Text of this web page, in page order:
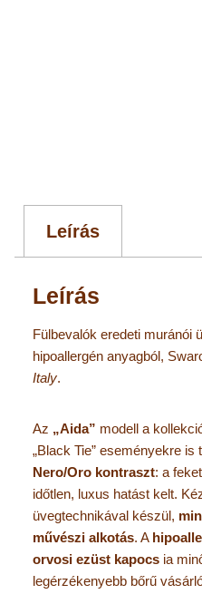
Leírás
Leírás
Fülbevalók eredeti muránói
hipoallergén anyagból,
Italy.
Az „Aida” modell a
„Black Tie” eseményekre is
Nero/Oro kontraszt: a
időtlen, luxus hatást kelt.
üvegtechnikával készül,
művészi alkotás. A
orvosi ezüst kapocs ia
legérzékenyebb bőrű